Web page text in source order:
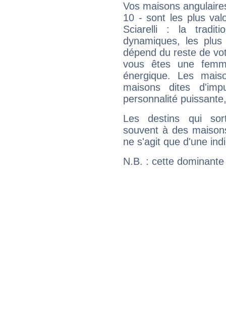
Vos maisons
10 - sont les plus
Sciarelli : la
dynamiques, les
dépend du reste de
vous êtes une
énergique. Les
maisons dites
personnalité
Les destins qui
souvent à des
ne s'agit que d'une
N.B. : cette